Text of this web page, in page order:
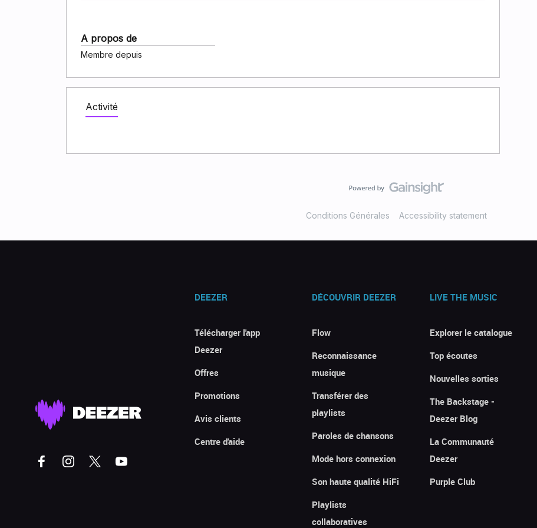
A propos de
Membre depuis
Activité
Conditions Générales Accessibility statement
DEEZER
Télécharger l'app
Deezer
Offres
Promotions
Avis clients
Centre d'aide
DÉCOUVRIR DEEZER
Flow
Reconnaissance
musique
Transférer des
playlists
Paroles de chansons
Mode hors connexion
Son haute qualité HiFi
Playlists
collaboratives
LIVE THE MUSIC
Explorer le catalogue
Top écoutes
Nouvelles sorties
The Backstage -
Deezer Blog
La Communauté
Deezer
Purple Club